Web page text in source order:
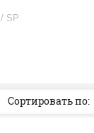
/ SP
Сортировать по: